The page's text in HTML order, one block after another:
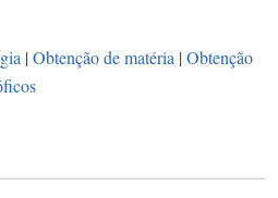
|Obtenção de matéria |Obtenção